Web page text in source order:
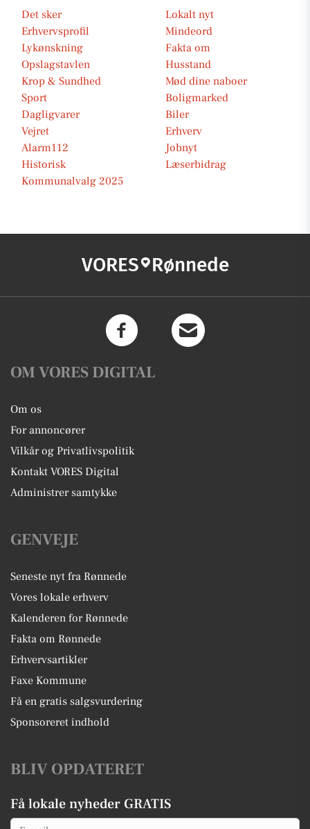
Det sker
Lokalt nyt
Erhvervsprofil
Mindeord
Lykønskning
Fakta om
Opslagstavlen
Husstand
Krop & Sundhed
Mød dine naboer
Sport
Boligmarked
Dagligvarer
Biler
Vejret
Erhverv
Alarm112
Jobnyt
Historisk
Læserbidrag
Kommunalvalg 2025
VORES Rønnede
OM VORES DIGITAL
Om os
For annoncører
Vilkår og Privatlivspolitik
Kontakt VORES Digital
Administrer samtykke
GENVEJE
Seneste nyt fra Rønnede
Vores lokale erhverv
Kalenderen for Rønnede
Fakta om Rønnede
Erhvervsartikler
Faxe Kommune
Få en gratis salgsvurdering
Sponsoreret indhold
BLIV OPDATERET
Få lokale nyheder GRATIS
Email